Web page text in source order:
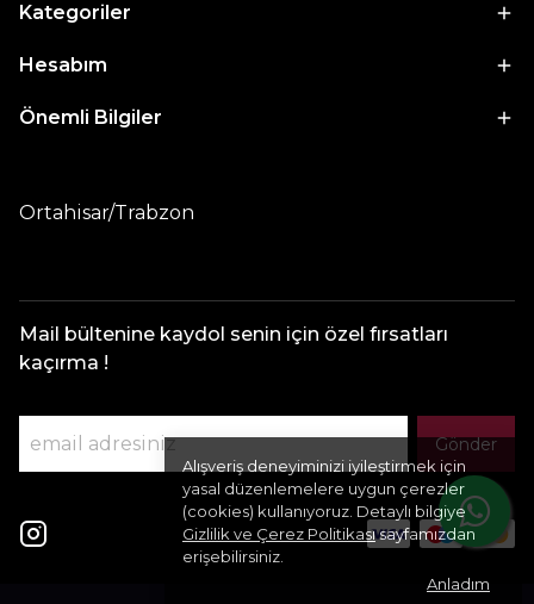
Alışveriş deneyiminizi iyileştirmek için
yasal düzenlemelere uygun çerezler
(cookies) kullanıyoruz. Detaylı bilgiye
Gizlilik ve Çerez Politikasısayfamızdan
erişebilirsiniz.
Anladım
Kategoriler
Hesabım
Önemli Bilgiler
Ortahisar/Trabzon
Mail bültenine kaydol senin için özel fırsatları
kaçırma !
Gönder